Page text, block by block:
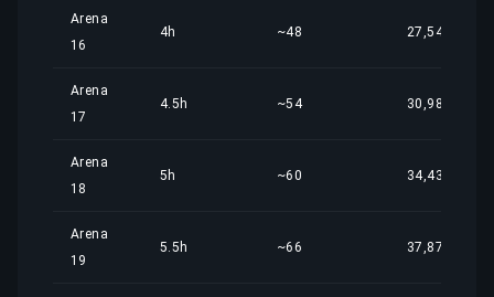
Arena
16
4h ~48 27,54 €
Arena
17
4.5h ~54 30,98 €
Arena
18
5h ~60 34,43 €
Arena
19
5.5h ~66 37,87 €